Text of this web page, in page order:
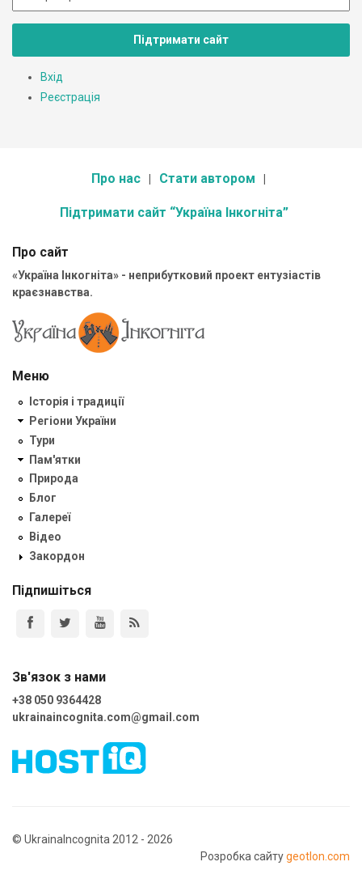
Підтримати сайт
Вхід
Реєстрація
Про нас Стати автором
Підтримати сайт “Україна Інкогніта”
Про сайт
«Україна Інкогніта» - неприбутковий проект ентузіастів
краєзнавства.
Меню
Історія і традиції
Регіони України
Тури
Пам'ятки
Природа
Блог
Галереї
Відео
Закордон
Підпишіться
Зв'язок з нами
+38 050 9364428
ukrainaincognita.com@gmail.com
© UkrainaIncognita 2012 - 2026
Розробка сайтуgeotlon.com